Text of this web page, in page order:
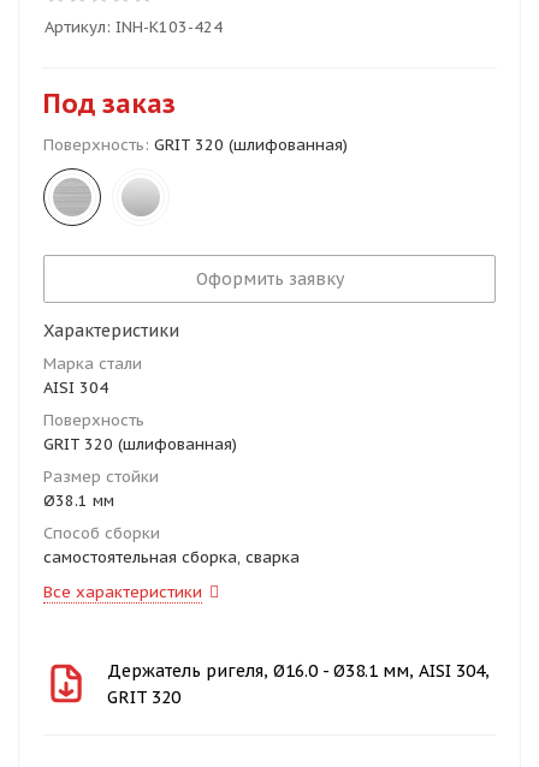
Артикул: INH-K103-424
Под заказ
Поверхность: GRIT 320 (шлифованная)
Оформить заявку
Характеристики
Марка стали
AISI 304
Поверхность
GRIT 320 (шлифованная)
Размер стойки
Ø38.1 мм
Способ сборки
самостоятельная сборка, сварка
Все характеристики
Держатель ригеля, Ø16.0 - Ø38.1 мм, AISI 304,
GRIT 320